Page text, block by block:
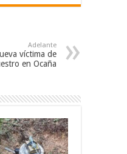
Adelante
víctima de
en Ocaña